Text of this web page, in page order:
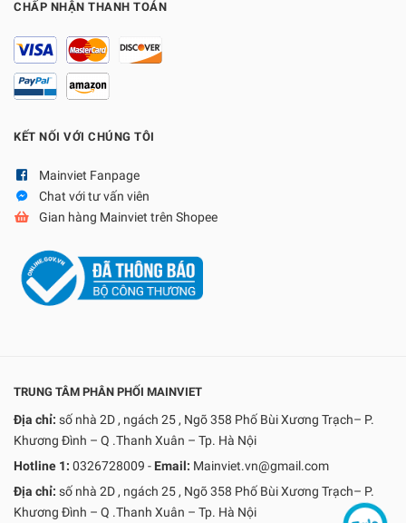
CHẤP NHẬN THANH TOÁN
KẾT NỐI VỚI CHÚNG TÔI
Mainviet Fanpage
Chat với tư vấn viên
Gian hàng Mainviet trên Shopee
TRUNG TÂM PHÂN PHỐI MAINVIET
Địa chỉ: số nhà 2D , ngách 25 , Ngõ 358 Phố Bùi Xương Trạch– P.
Khương Đình – Q .Thanh Xuân – Tp. Hà Nội
Hotline 1: 0326728009 - Email: Mainviet.vn@gmail.com
Địa chỉ: số nhà 2D , ngách 25 , Ngõ 358 Phố Bùi Xương Trạch– P.
Khương Đình – Q .Thanh Xuân – Tp. Hà Nội